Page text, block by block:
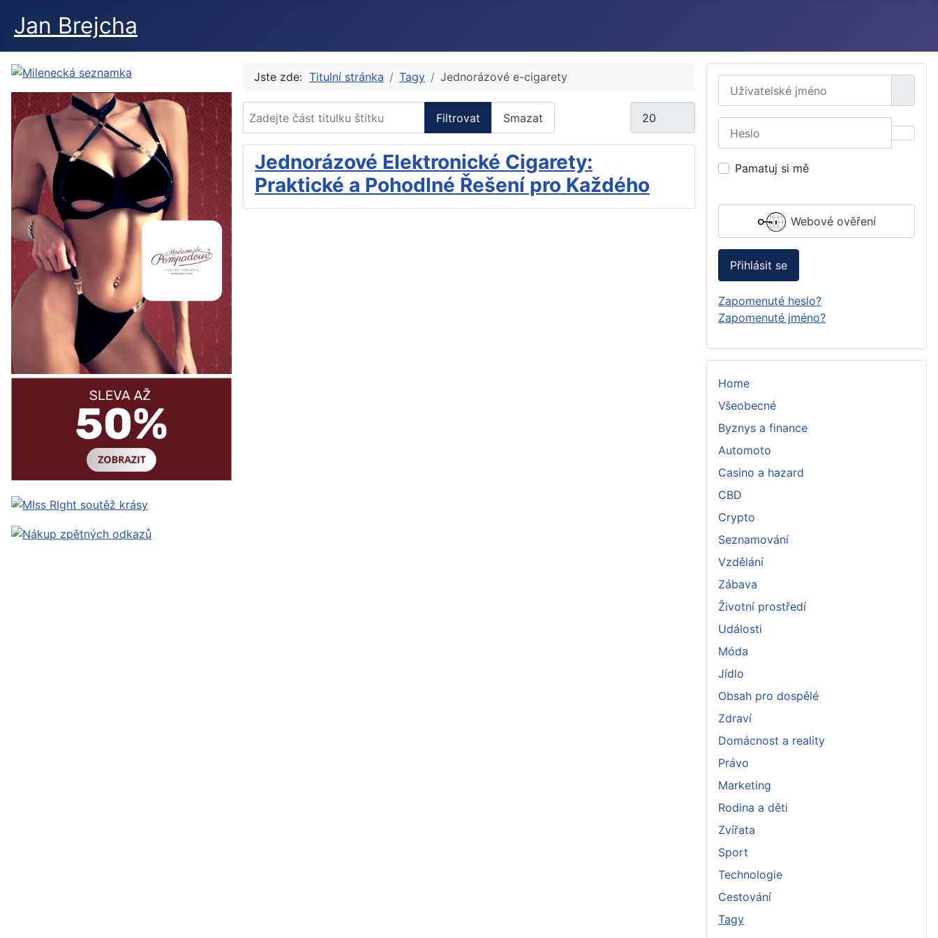
Jan Brejcha
Jste zde: Titulní stránka Tagy Jednorázové e-cigarety
Zadejte část titulku štítku
Filtrovat Smazat
Jednorázové Elektronické Cigarety:
Praktické a Pohodlné Řešení pro Každého
Uživatelské jméno
Pamatuj si mě
Webové ověření
Přihlásit se
Zapomenuté heslo?
Zapomenuté jméno?
Home
Všeobecné
Byznys a finance
Automoto
Casino a hazard
CBD
Crypto
Seznamování
Vzdělání
Zábava
Životní prostředí
Události
Móda
Jídlo
Obsah pro dospělé
Zdraví
Domácnost a reality
Právo
Marketing
Rodina a děti
Zvířata
Sport
Technologie
Cestování
Tagy